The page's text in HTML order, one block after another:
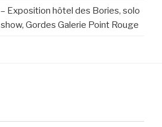
– Exposition hôtel des Bories, solo
show, Gordes Galerie Point Rouge